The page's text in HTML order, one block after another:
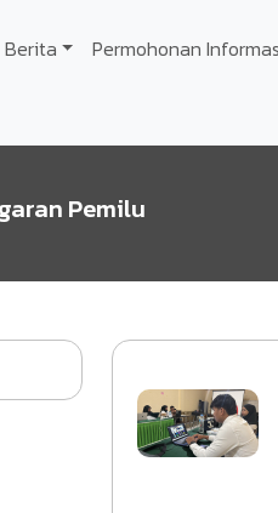
Berita
Permohonan
Pemilu